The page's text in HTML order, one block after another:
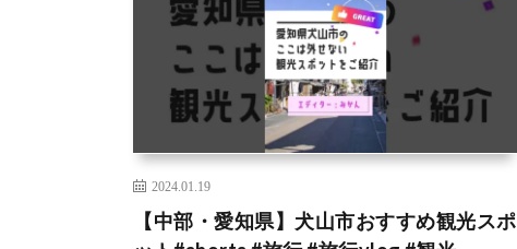
2024.01.19
【中部・愛知県】犬山市おすすめ観光スポ